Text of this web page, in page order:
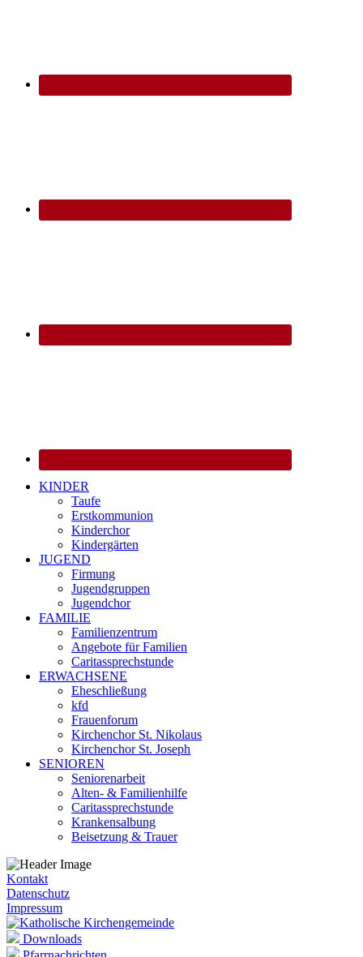
KINDER
Taufe
Erstkommunion
Kinderchor
Kindergärten
JUGEND
Firmung
Jugendgruppen
Jugendchor
FAMILIE
Familienzentrum
Angebote für Familien
Caritassprechstunde
ERWACHSENE
Eheschließung
kfd
Frauenforum
Kirchenchor St. Nikolaus
Kirchenchor St. Joseph
SENIOREN
Seniorenarbeit
Alten- & Familienhilfe
Caritassprechstunde
Krankensalbung
Beisetzung & Trauer
Kontakt
Datenschutz
Impressum
Downloads